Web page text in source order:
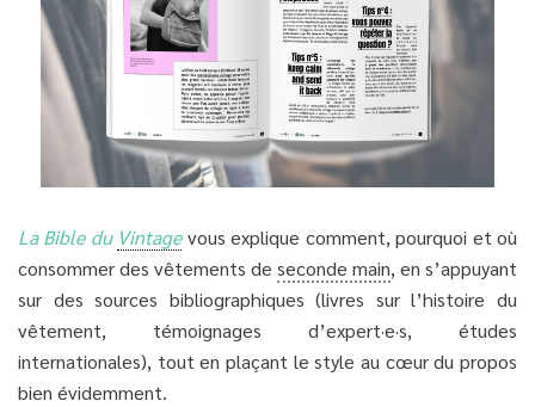
La Bible du Vintagevous explique comment, pourquoi et où
consommer des vêtements de seconde main, en s’appuyant
sur des sources bibliographiques (livres sur l’histoire du
vêtement, témoignages d’expert·e·s, études
internationales), tout en plaçant le style au cœur du propos
bien évidemment.